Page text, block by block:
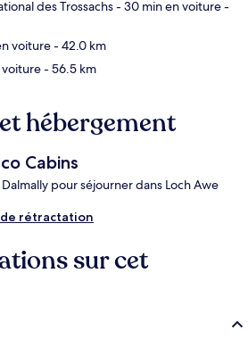
des Trossachs- 30 min en voiture-
voiture- 42.0 km
- 56.5 km
hébergement
Cabins
pour séjourner dans Loch Awe
rétractation
sur cet